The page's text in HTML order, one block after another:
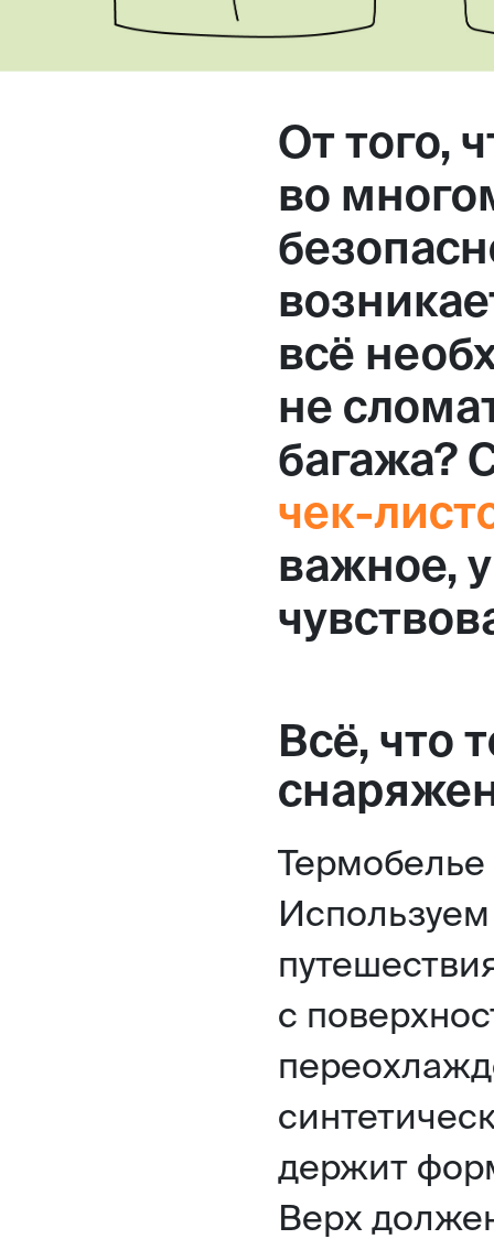
Большая
вход 10, 3 этаж, КП «Дизайн
От того,
во
всё
не
багажа?
чек-
важное,
Всё, что
Термобелье
с
держит
Верх